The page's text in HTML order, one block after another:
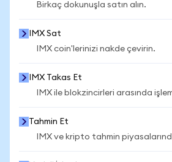
Birkaç dokunuşla satın alın.
IMX Sat
IMX coin'lerinizi nakde çevirin.
IMX Takas Et
IMX ile blokzincirleri arasında
Tahmin Et
IMX ve kripto tahmin